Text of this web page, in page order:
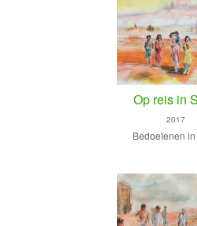
Op reis in
2017
Bedoeïenen